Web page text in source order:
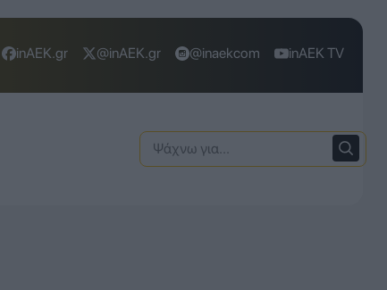
inAEK.gr @inAEK.gr @inaekcom inAEK TV